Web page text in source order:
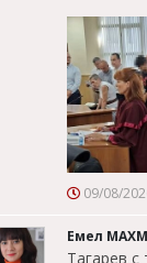
09/08/
Емел
Тагарев